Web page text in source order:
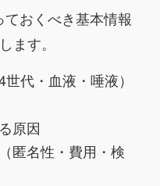
おくべき基本情報
ます。
代・血液・唾液）
原因
匿名性・費用・検